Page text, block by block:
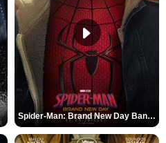
Spider-Man: Brand New Day Bande-annonce VO STFR